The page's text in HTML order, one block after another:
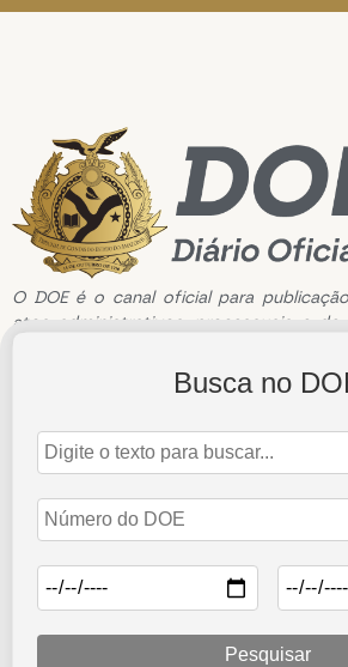
O DOE é o canal oficial para
atos administrativos, processuais e de
Edição de n°3196 de 27 de
27 de novembro de 2023
Abrir Edição
Busca no
Pesquisar